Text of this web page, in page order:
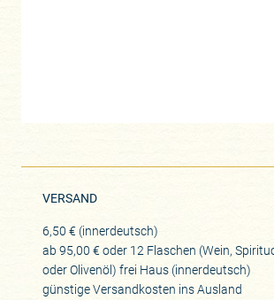
VERSAND
6,50 € (innerdeutsch)
ab 95,00 € oder 12 Flaschen (Wein,
oder Olivenöl) frei Haus (innerdeutsch)
günstige Versandkosten ins Ausland